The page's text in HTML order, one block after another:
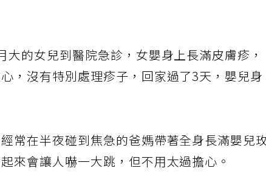
的女兒到醫院急診，女嬰身上長滿皮膚疹，
，沒有特別處理疹子，回家過了3天，嬰兒身
常在半夜碰到焦急的爸媽帶著全身長滿嬰兒
來會讓人嚇一大跳，但不用太過擔心。